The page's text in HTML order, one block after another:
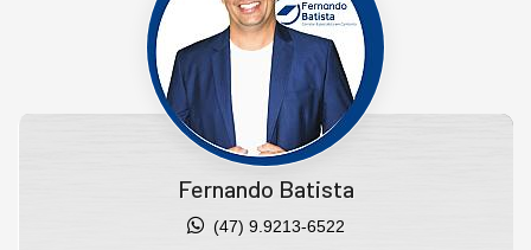
Fernando Batista
(47) 9.9213-6522